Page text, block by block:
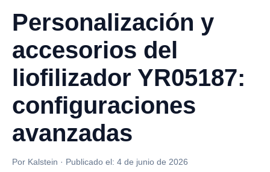
Personalización y
accesorios del
liofilizador YR05187:
configuraciones
avanzadas
Por Kalstein · Publicado el: 4 de junio de 2026